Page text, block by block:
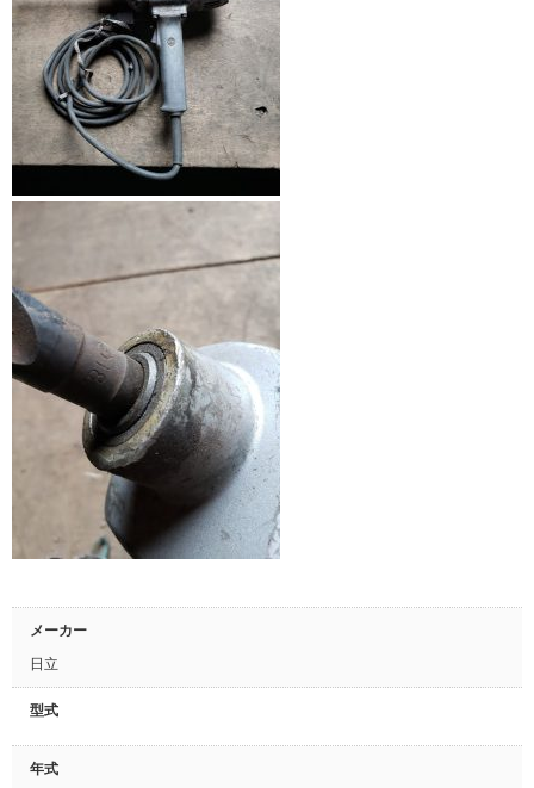
メーカー
日立
型式
年式